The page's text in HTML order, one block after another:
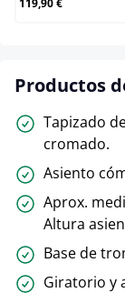
Productos
Tapizado
cromado.
Asiento
Aprox.
Altura
Base de
Giratorio y